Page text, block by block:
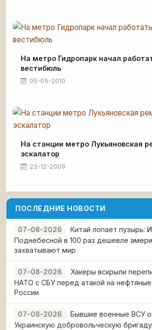
На метро Гидропарк начал
вестибюль
05-05-2010
На станции метро Лукьяновская
эскалатор
23-12-2009
ПОСЛЕДНИЕ НОВОСТИ
07-08-2026
Китай лопает пузырь:
Поднебесной в 100 раз дешевле
захватывают мир
07-08-2026
Хакеры вскрыли
НАТО с СБУ перед атакой на
России
07-08-2026
Бывшие военные ВСУ
Украинскую добровольческую